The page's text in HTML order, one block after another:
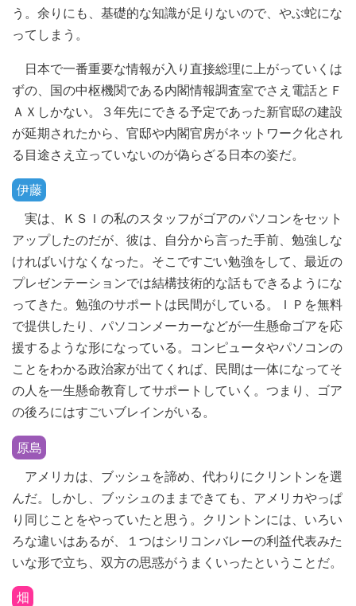
う。余りにも、基礎的な知識が足りないので、やぶ蛇にな
ってしまう。
日本で一番重要な情報が入り直接総理に上がっていくは
ずの、国の中枢機関である内閣情報調査室でさえ電話とＦ
ＡＸしかない。３年先にできる予定であった新官邸の建設
が延期されたから、官邸や内閣官房がネットワーク化され
る目途さえ立っていないのが偽らざる日本の姿だ。
伊藤
実は、ＫＳＩの私のスタッフがゴアのパソコンをセット
アップしたのだが、彼は、自分から言った手前、勉強しな
ければいけなくなった。そこですごい勉強をして、最近の
プレゼンテーションでは結構技術的な話もできるようにな
ってきた。勉強のサポートは民間がしている。ＩＰを無料
で提供したり、パソコンメーカーなどが一生懸命ゴアを応
援するような形になっている。コンピュータやパソコンの
ことをわかる政治家が出てくれば、民間は一体になってそ
の人を一生懸命教育してサポートしていく。つまり、ゴア
の後ろにはすごいブレインがいる。
原島
アメリカは、ブッシュを諦め、代わりにクリントンを選
んだ。しかし、ブッシュのままできても、アメリカやっぱ
り同じことをやっていたと思う。クリントンには、いろい
ろな違いはあるが、１つはシリコンバレーの利益代表みた
いな形で立ち、双方の思惑がうまくいったということだ。
畑